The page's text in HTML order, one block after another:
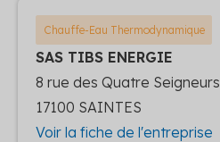
Chauffe-Eau Thermodynamique
SAS TIBS ENERGIE
8 rue des Quatre Seigneurs
17100 SAINTES
Voir la fiche de l'entreprise